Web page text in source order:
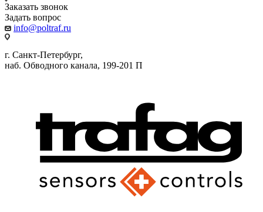
Заказать звонок
Задать вопрос
info@poltraf.ru
г. Санкт-Петербург,
наб. Обводного канала, 199-201 П